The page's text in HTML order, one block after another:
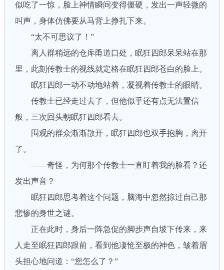
似吃了一惊，脸上神情瞬间变得僵硬，发出一声轻微的
叫声，身体仿佛要从马背上挣扎下来。
“太不可思议了！”
离人群稍远的仓库甬道口处，眠狂四郎呆呆站在那
里，此刻传教士的视线就定格在眠狂四郎苍白的脸上。
眠狂四郎一动不动地站着，凝视着传教士的眼睛。
传教士已经走过去了，但他似乎还有点无法置信
般，三次回头朝眠狂四郎看去。
围观的群众渐渐散开，眠狂四郎也双手抱胸，离开
了。
——奇怪，为何那个传教士一直盯着我的脸看？还
发出声音？
眠狂四郎思考着这个问题，脑海中忽然掠过自己那
悲惨的身世之谜。
正在此时，身后一阵急促的脚步声自坡下传来，来
人走至眠狂四郎跟前，看到他凄怆至极的神色，皱着眉
头担心地问道：“您怎么了？”